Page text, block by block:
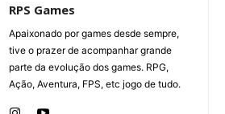
RPS Games
Apaixonado por games desde sempre,
tive o prazer de acompanhar grande
parte da evolução dos games. RPG,
Ação, Aventura, FPS, etc jogo de tudo.